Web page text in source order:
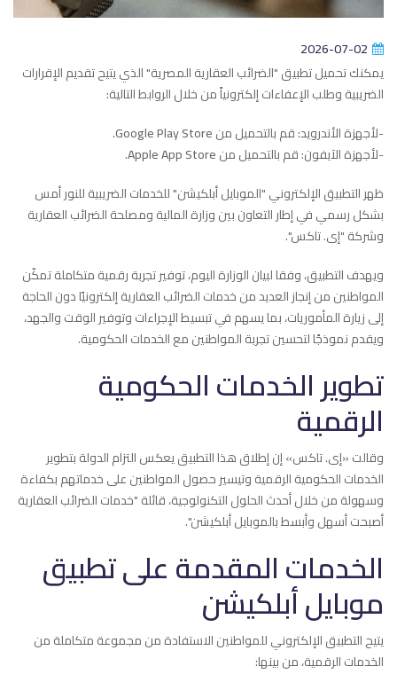
2026-07-02
يمكنك تحميل تطبيق "الضرائب العقارية المصرية" الذي يتيح تقديم الإقرارات
الضريبية وطلب الإعفاءات إلكترونياً من خلال الروابط التالية:
-لأجهزة الأندرويد: قم بالتحميل منGoogle Play Store
.
-لأجهزة الآيفون: قم بالتحميل منApple App Store
.
ظهر التطبيق الإلكتروني "الموبايل أبلكيشن" للخدمات الضريبية للنور أمس
بشكل رسمي في إطار التعاون بين وزارة المالية ومصلحة الضرائب العقارية
وشركة "إى. تاكس".
ويهدف التطبيق، وفقا لبيان الوزارة اليوم، توفير تجربة رقمية متكاملة تمكّن
المواطنين من إنجاز العديد من خدمات الضرائب العقارية إلكترونيًا دون الحاجة
إلى زيارة المأموريات، بما يسهم في تبسيط الإجراءات وتوفير الوقت والجهد،
ويقدم نموذجًا لتحسين تجربة المواطنين مع الخدمات الحكومية.
تطوير الخدمات الحكومية
الرقمية
وقالت «إى. تاكس» إن إطلاق هذا التطبيق يعكس التزام الدولة بتطوير
الخدمات الحكومية الرقمية وتيسير حصول المواطنين على خدماتهم بكفاءة
وسهولة من خلال أحدث الحلول التكنولوجية، قائلة "خدمات الضرائب العقارية
أصبحت أسهل وأبسط بالموبايل أبلكيشن".
الخدمات المقدمة على تطبيق
موبايل أبلكيشن
يتيح التطبيق الإلكتروني للمواطنين الاستفادة من مجموعة متكاملة من
الخدمات الرقمية، من بينها: